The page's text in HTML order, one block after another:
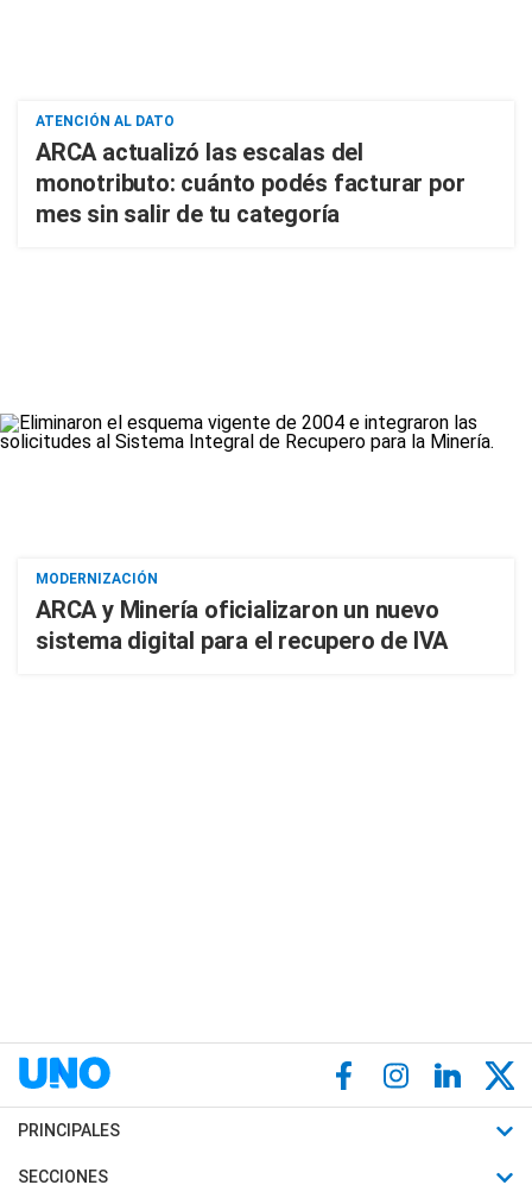
ATENCIÓN AL DATO
ARCA actualizó las escalas del
monotributo: cuánto podés facturar por
mes sin salir de tu categoría
MODERNIZACIÓN
ARCA y Minería oficializaron un nuevo
sistema digital para el recupero de IVA
PRINCIPALES
Últimas Noticias
SECCIONES